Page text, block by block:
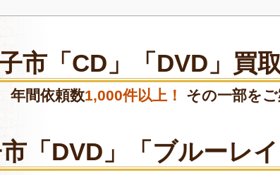
市「CD」「DVD」買
年間依頼数1,000件以上！ その一部をご
「DVD」「ブルーレ